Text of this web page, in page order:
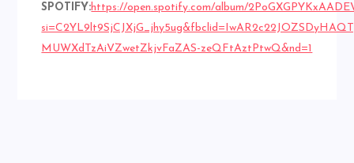
SPOTIFY:https://open.spotify.com/album/
MUWXdTzAiVZwetZkjvFaZAS-zeQFtAztPtwQ&nd=1